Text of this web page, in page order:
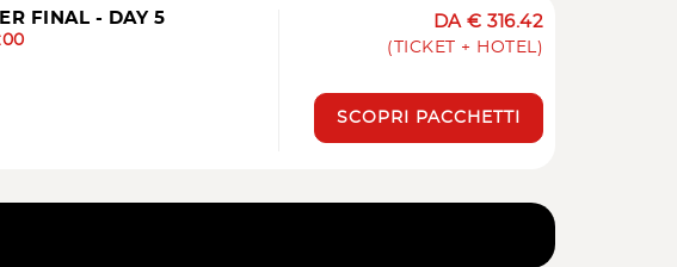
FINAL - DAY 5 DA € 316.42
(TICKET + HOTEL)
SCOPRI PACCHETTI